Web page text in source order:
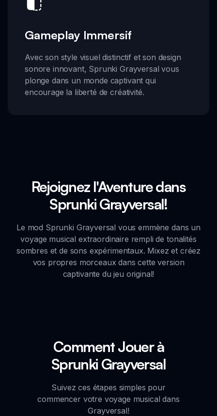
Gameplay Immersif
Avec son style visuel distinctif et son design
sonore innovant, Sprunki Grayversal vous
plonge dans un monde captivant qui
encourage la liberté de créativité.
Rejoignez l'Aventure dans
Sprunki Grayversal!
Le mod Sprunki Grayversal vous emmène dans un
voyage musical extraordinaire rempli de tonalités
sombres et de sons expérimentaux. Mixez et créez
vos propres morceaux dans cette version
captivante du jeu original!
Comment Jouer à
Sprunki Grayversal
Suivez ces étapes simples pour
commencer votre voyage musical dans
Grayversal!